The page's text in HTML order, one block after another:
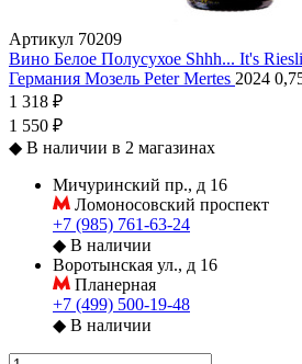
Артикул 70209
Вино Белое Полусухое Shhh... It's
Германия Мозель Peter Mertes 2024
1 318 ₽
1 550 ₽
◆ В наличии в 2 магазинах
Мичуринский пр., д 16
Ломоносовский проспект
+7 (985) 761-63-24
◆ В наличии
Воротынская ул., д 16
Планерная
+7 (499) 500-19-48
◆ В наличии